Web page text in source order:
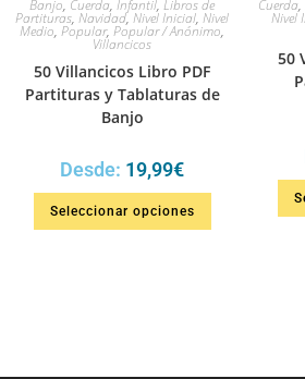
Banjo, Cuerda, Infantil, Libros de
Partituras, Navidad, Nivel Inicial, Nivel
Medio, Popular, Popular / Anónimo,
Villancicos
50 Villancicos Libro PDF
Partituras y Tablaturas de
Banjo
Desde: 19,99€
Seleccionar opciones
Cuerda,
Nivel
50